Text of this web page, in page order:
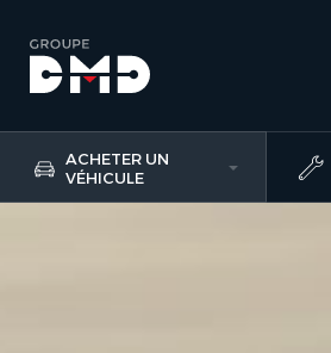
ACHETER UN
VÉHICULE